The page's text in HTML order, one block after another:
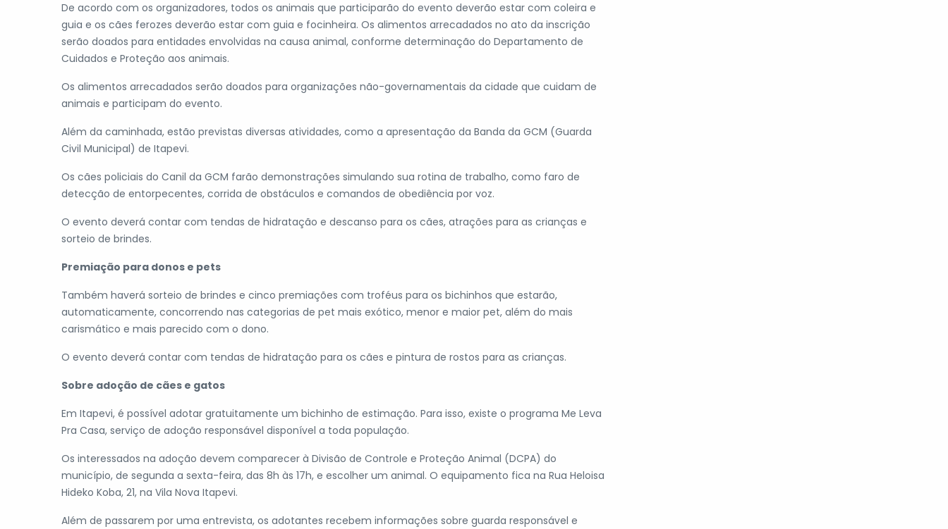
De acordo com os organizadores, todos os animais que participarão do evento deverão estar com coleira e
guia e os cães ferozes deverão estar com guia e focinheira. Os alimentos arrecadados no ato da inscrição
serão doados para entidades envolvidas na causa animal, conforme determinação do Departamento de
Cuidados e Proteção aos animais.
Os alimentos arrecadados serão doados para organizações não-governamentais da cidade que cuidam de
animais e participam do evento.
Além da caminhada, estão previstas diversas atividades, como a apresentação da Banda da GCM (Guarda
Civil Municipal) de Itapevi.
Os cães policiais do Canil da GCM farão demonstrações simulando sua rotina de trabalho, como faro de
detecção de entorpecentes, corrida de obstáculos e comandos de obediência por voz.
O evento deverá contar com tendas de hidratação e descanso para os cães, atrações para as crianças e
sorteio de brindes.
Premiação para donos e pets
Também haverá sorteio de brindes e cinco premiações com troféus para os bichinhos que estarão,
automaticamente, concorrendo nas categorias de pet mais exótico, menor e maior pet, além do mais
carismático e mais parecido com o dono.
O evento deverá contar com tendas de hidratação para os cães e pintura de rostos para as crianças.
Sobre adoção de cães e gatos
Em Itapevi, é possível adotar gratuitamente um bichinho de estimação. Para isso, existe o programa Me Leva
Pra Casa, serviço de adoção responsável disponível a toda população.
Os interessados na adoção devem comparecer à Divisão de Controle e Proteção Animal (DCPA) do
município, de segunda a sexta-feira, das 8h às 17h, e escolher um animal. O equipamento fica na Rua Heloisa
Hideko Koba, 21, na Vila Nova Itapevi.
Além de passarem por uma entrevista, os adotantes recebem informações sobre guarda responsável e